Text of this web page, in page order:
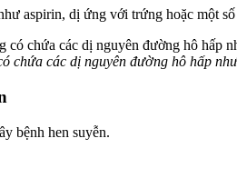
aspirin, dị ứng với trứng hoặc một
chứa các dị nguyên đường hô hấp
bệnh hen suyễn.